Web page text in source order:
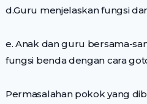
d.Guru menjelaskan fungsi
e. Anak dan guru bersama-
fungsi benda dengan cara
Permasalahan pokok yang